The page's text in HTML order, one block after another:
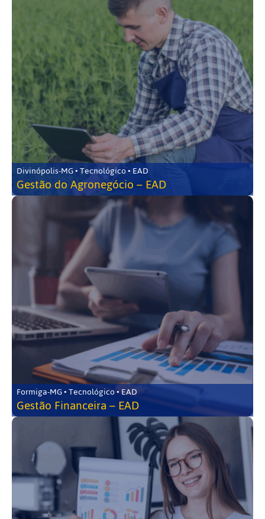
Divinópolis-MG • Tecnológico • EAD
Gestão do Agronegócio – EAD
Formiga-MG • Tecnológico • EAD
Gestão Financeira – EAD